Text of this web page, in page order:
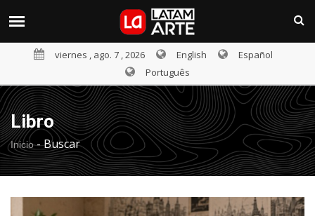
viernes , ago. 7 , 2026 English
Español
Português
Libro
Inicio-Buscar